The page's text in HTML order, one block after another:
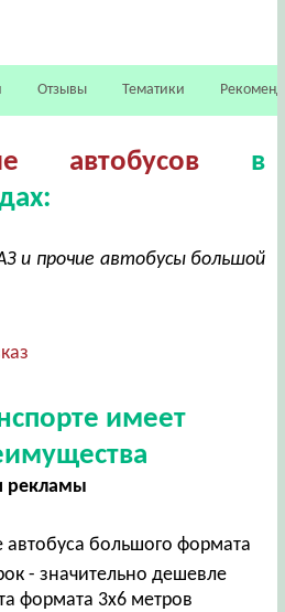
Отзывы Тематики
автобусов в
и прочие автобусы большой
имеет
рекламы
большого формата
- значительно дешевле
формата 3х6 метров